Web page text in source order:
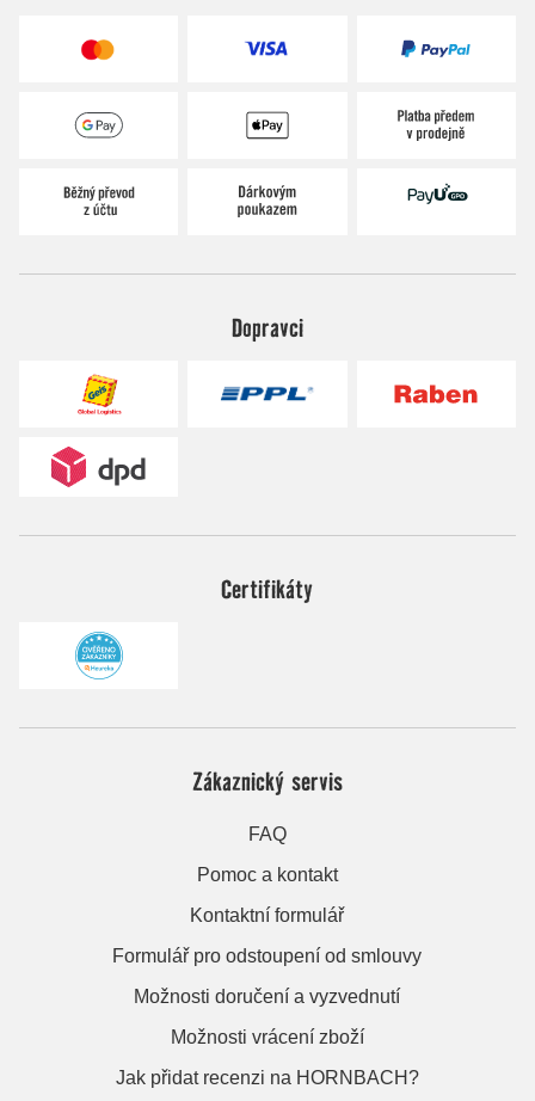
Dopravci
Certifikáty
Zákaznický servis
FAQ
Pomoc a kontakt
Kontaktní formulář
Formulář pro odstoupení od smlouvy
Možnosti doručení a vyzvednutí
Možnosti vrácení zboží
Jak přidat recenzi na HORNBACH?